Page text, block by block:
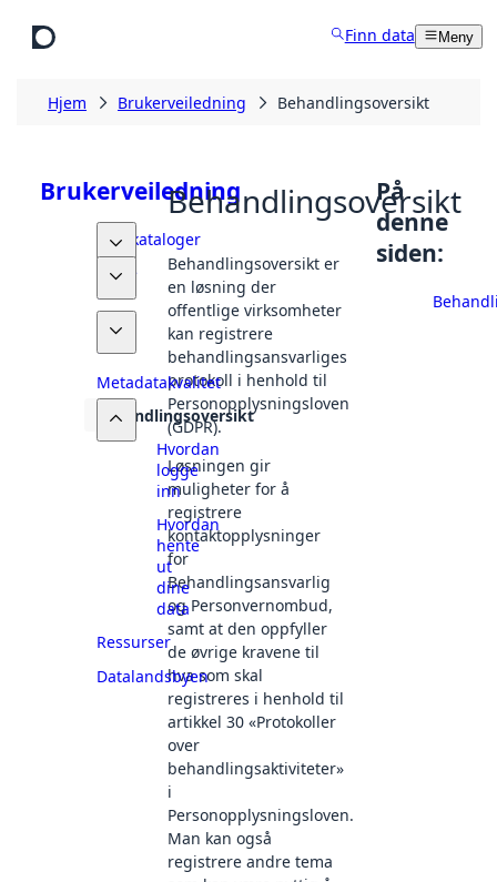
Finn data Meny
Hjem Brukerveiledning Behandlingsoversikt
Brukerveiledning
Datakataloger
Finne
data
Dele
data
Metadatakvalitet
Behandlingsoversikt
Hvordan
logge
inn
Hvordan
hente
ut
dine
data
Ressurser
Datalandsbyen
Behandlingsoversikt
Behandlingsoversikt er
en løsning der
offentlige virksomheter
kan registrere
behandlingsansvarliges
protokoll i henhold til
Personopplysningsloven
(GDPR).
Løsningen gir
muligheter for å
registrere
kontaktopplysninger
for
Behandlingsansvarlig
og Personvernombud,
samt at den oppfyller
de øvrige kravene til
hva som skal
registreres i henhold til
artikkel 30 «Protokoller
over
behandlingsaktiviteter»
i
Personopplysningsloven.
Man kan også
registrere andre tema
På
denne
siden: